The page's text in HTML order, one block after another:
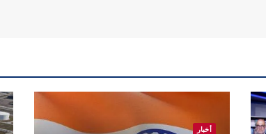
أخبار